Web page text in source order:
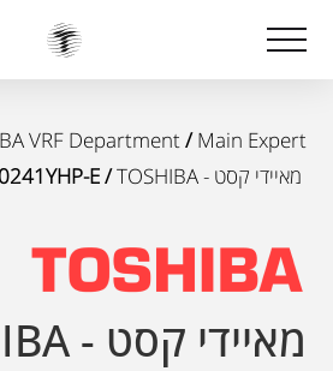
Main Expert
/
VRF Department
מאיידי קסט - TOSHIBA
/ MMU-UP0241YHP-E
מאיידי קסט - TOSHIBA